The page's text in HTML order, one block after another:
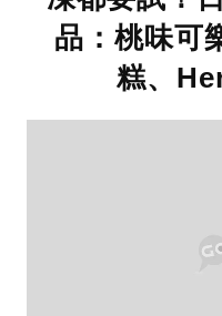
品：桃味可
糕、